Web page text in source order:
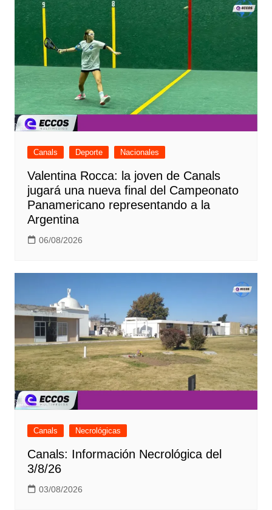
Canals Deporte Nacionales
Valentina Rocca: la joven de Canals
jugará una nueva final del Campeonato
Panamericano representando a la
Argentina
06/08/2026
Canals Necrológicas
Canals: Información Necrológica del
3/8/26
03/08/2026